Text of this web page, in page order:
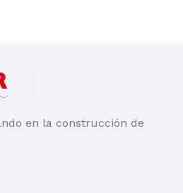
en la construcción de